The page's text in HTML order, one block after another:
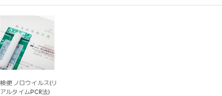
検便 ノロウイルス(リ
アルタイムPCR法)